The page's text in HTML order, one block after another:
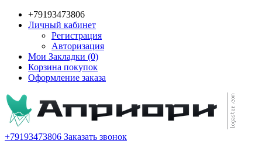
+79193473806
Личный кабинет
Регистрация
Авторизация
Мои Закладки (0)
Корзина покупок
Оформление заказа
+79193473806 Заказать звонок